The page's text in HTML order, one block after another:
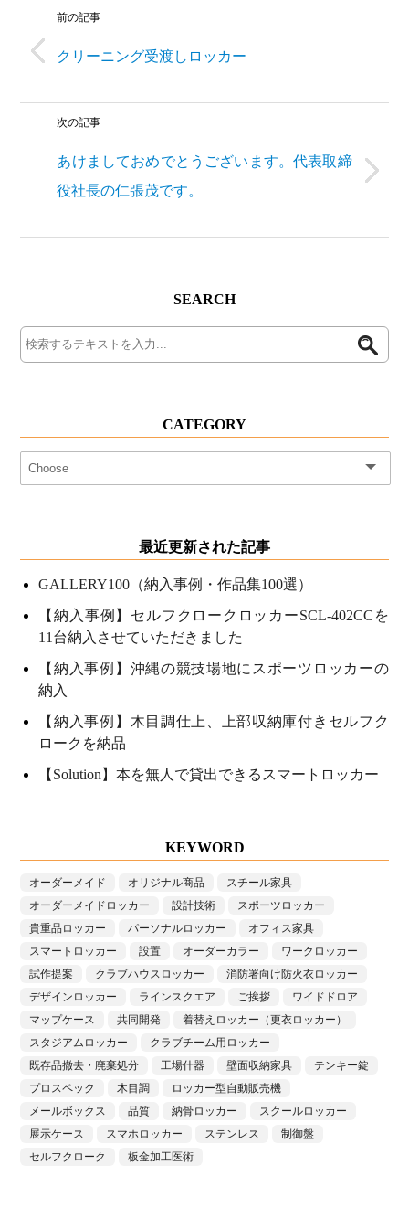
前の記事
クリーニング受渡しロッカー
次の記事
あけましておめでとうございます。代表取締
役社長の仁張茂です。
SEARCH
CATEGORY
最近更新された記事
GALLERY100（納入事例・作品集100選）
【納入事例】セルフクロークロッカーSCL-402CCを
11台納入させていただきました
【納入事例】沖縄の競技場地にスポーツロッカーの
納入
【納入事例】木目調仕上、上部収納庫付きセルフク
ロークを納品
【Solution】本を無人で貸出できるスマートロッカー
KEYWORD
オーダーメイド オリジナル商品
スチール家具
オーダーメイドロッカー
設計技術
スポーツロッカー
貴重品ロッカー
パーソナルロッカー
オフィス家具
スマートロッカー
設置 オーダーカラー
ワークロッカー
試作提案
クラブハウスロッカー
消防署向け防火衣ロッカー
デザインロッカー
ラインスクエア ご挨拶
ワイドドロア
マップケース
共同開発
着替えロッカー（更衣ロッカー）
スタジアムロッカー
クラブチーム用ロッカー
既存品撤去・廃棄処分
工場什器 壁面収納家具
テンキー錠
プロスペック
木目調
ロッカー型自動販売機
メールボックス
品質 納骨ロッカー
スクールロッカー
展示ケース
スマホロッカー ステンレス
制御盤
セルフクローク
板金加工医術